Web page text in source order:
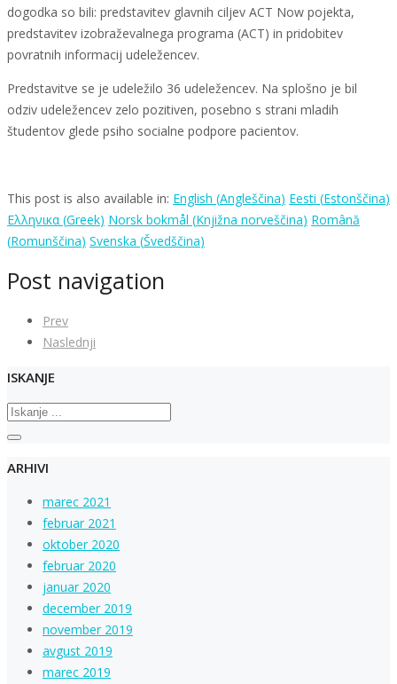
dogodka so bili: predstavitev glavnih ciljev ACT Now pojekta,
predstavitev izobraževalnega programa (ACT) in pridobitev
povratnih informacij udeležencev.
Predstavitve se je udeležilo 36 udeležencev. Na splošno je bil
odziv udeležencev zelo pozitiven, posebno s strani mladih
študentov glede psiho socialne podpore pacientov.
This post is also available in: English (Angleščina) Eesti (Estonščina)
Ελληνικα (Greek) Norsk bokmål (Knjižna norveščina) Română
(Romunščina) Svenska (Švedščina)
Post navigation
Prev
Naslednji
ISKANJE
ARHIVI
marec 2021
februar 2021
oktober 2020
februar 2020
januar 2020
december 2019
november 2019
avgust 2019
marec 2019